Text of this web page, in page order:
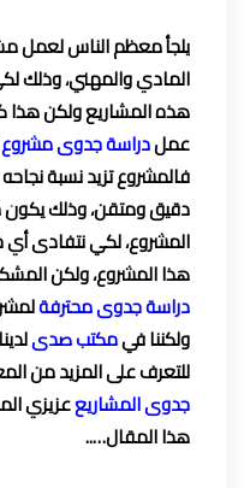
يلجأ معظم الناس لعمل
المادي والمهني، وذلك
هذه المشاريع ولكن هذا
عملدراسة جدوى مشروع
فالمشروع تزيد نسبة
دقيق ومتقن، وذلك يكون
المشروع، لكي نتفادى
هذا المشروع، ولكن
دراسة جدوى محترفة
ولكننا فيمكتب صدى
للتعرف على المزيد من
جدوى المشاريععزيزي
هذا المقال…..